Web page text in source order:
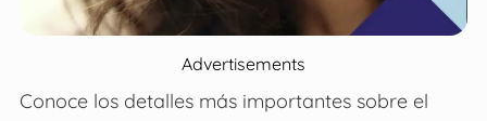
Advertisements
Conoce los detalles más importantes sobre el